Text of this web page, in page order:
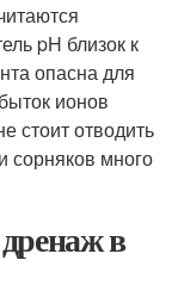
pH близок к
опасна для
ионов
стоит отводить
сорняков много
в